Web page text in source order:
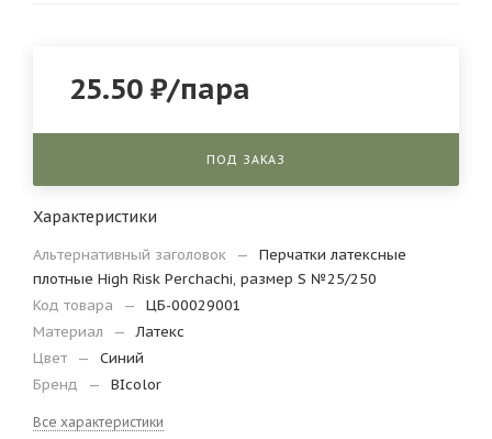
25.50 ₽/пара
ПОД ЗАКАЗ
Характеристики
Альтернативный заголовок —
Перчатки латексные
плотные High Risk Perchachi, размер S №25/250
Код товара
—
ЦБ-00029001
Материал
—
Латекс
Цвет
—
Синий
Бренд
— BIcolor
Все характеристики